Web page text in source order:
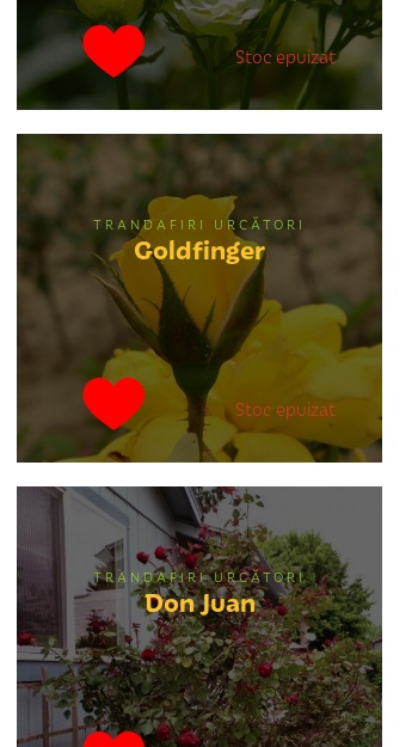
Stoc epuizat
TRANDAFIRI URCĂTORI
Goldfinger
Stoc epuizat
TRANDAFIRI URCĂTORI
Don Juan